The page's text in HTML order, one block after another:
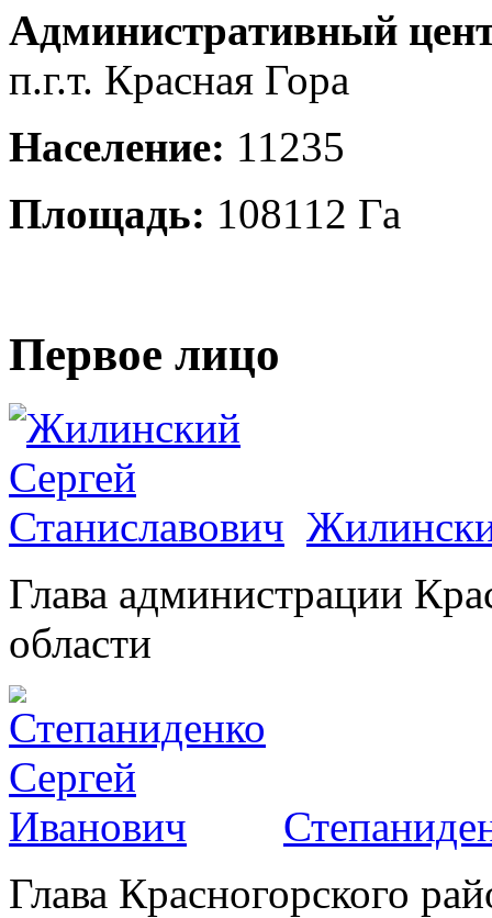
Административный
п.г.т. Красная Гора
Население: 11235
Площадь: 108112 Га
Первое лицо
Глава администрации
области
Глава Красногорского